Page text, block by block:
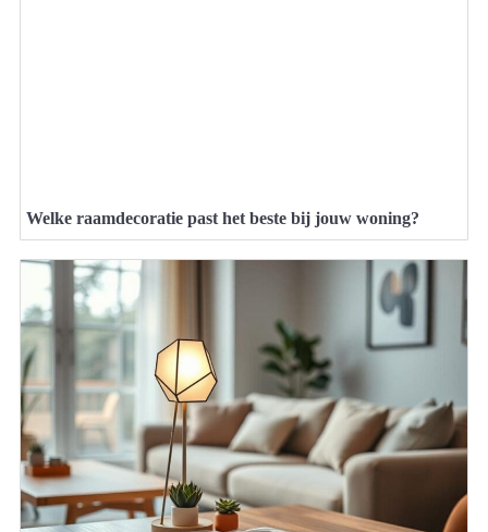
Welke raamdecoratie past het beste bij jouw woning?